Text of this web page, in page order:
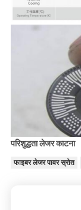
परिशुद्धता लेजर काटना
फाइबर लेजर पावर स्रोत